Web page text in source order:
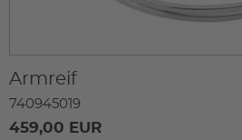
Armreif
740945019
459,00 EUR